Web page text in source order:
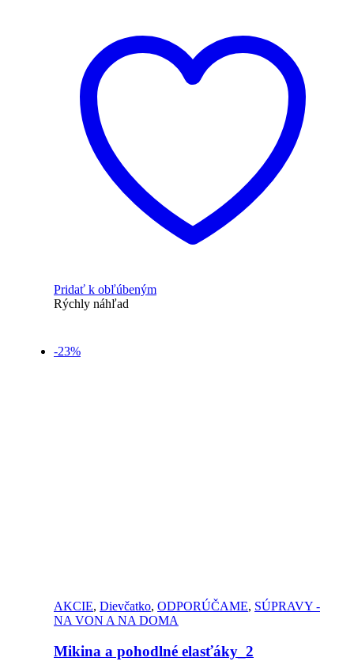
Pridať k obľúbeným
Rýchly náhľad
-23%
AKCIE, Dievčatko, ODPORÚČAME, SÚPRAVY -
NA VON A NA DOMA
Mikina a pohodlné elasťáky_2